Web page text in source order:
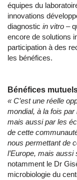
équipes du
innovations
diagnostic in vitro –
encore de solutions
participation à des
les bénéfices.
Bénéfices
« C’est une réelle
mondial, à la fois par
mais aussi par les
de cette
nous permettant de
l’Europe, mais
notamment le Dr
microbiologie du